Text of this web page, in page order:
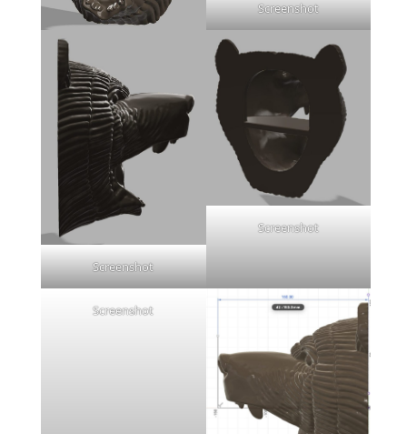
Screenshot
Screenshot
Screenshot
Screenshot